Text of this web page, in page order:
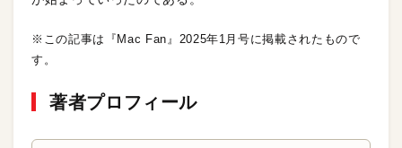
※この記事は『Mac Fan』2025年1月号に掲載されたもので
す。
著者プロフィール